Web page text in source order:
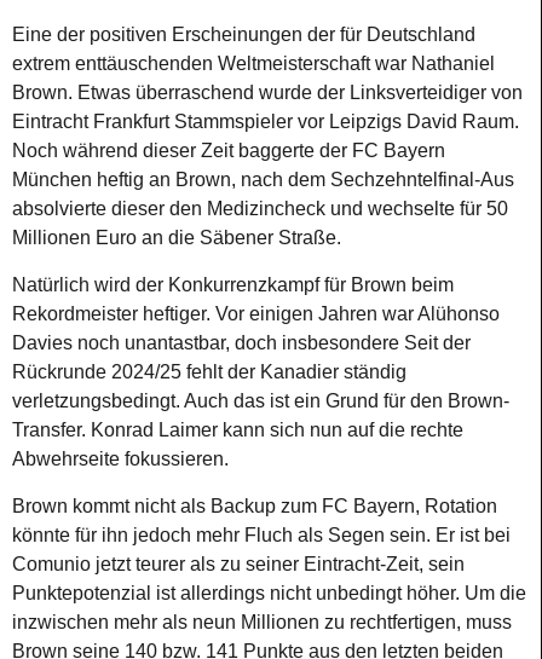
Eine der positiven Erscheinungen der für Deutschland
extrem enttäuschenden Weltmeisterschaft war Nathaniel
Brown. Etwas überraschend wurde der Linksverteidiger von
Eintracht Frankfurt Stammspieler vor Leipzigs David Raum.
Noch während dieser Zeit baggerte der FC Bayern
München heftig an Brown, nach dem Sechzehntelfinal-Aus
absolvierte dieser den Medizincheck und wechselte für 50
Millionen Euro an die Säbener Straße.
Natürlich wird der Konkurrenzkampf für Brown beim
Rekordmeister heftiger. Vor einigen Jahren war Alühonso
Davies noch unantastbar, doch insbesondere Seit der
Rückrunde 2024/25 fehlt der Kanadier ständig
verletzungsbedingt. Auch das ist ein Grund für den Brown-
Transfer. Konrad Laimer kann sich nun auf die rechte
Abwehrseite fokussieren.
Brown kommt nicht als Backup zum FC Bayern, Rotation
könnte für ihn jedoch mehr Fluch als Segen sein. Er ist bei
Comunio jetzt teurer als zu seiner Eintracht-Zeit, sein
Punktepotenzial ist allerdings nicht unbedingt höher. Um die
inzwischen mehr als neun Millionen zu rechtfertigen, muss
Brown seine 140 bzw. 141 Punkte aus den letzten beiden